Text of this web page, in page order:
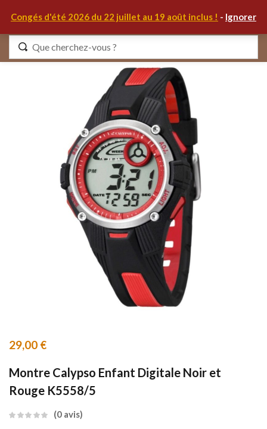
Congés d'été 2026 du 22 juillet au 19 août inclus ! - Ignorer
29,00 €
Montre Calypso Enfant Digitale Noir et
Rouge K5558/5
0 avis
Identifiez-vous
Se souvenir de moi Mot de passe oublié ?
S'IDENTIFIER
MON COMPTE